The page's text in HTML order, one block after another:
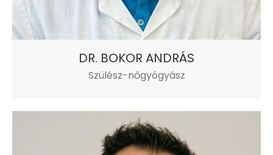
DR. BOKOR ANDRÁS
Szülész-nőgyógyász